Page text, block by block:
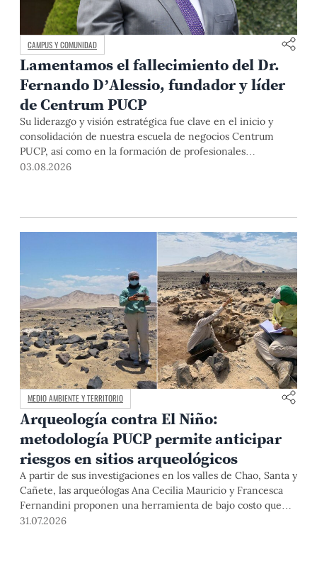
CAMPUS Y COMUNIDAD
Lamentamos el fallecimiento del Dr.
Fernando D’Alessio, fundador y líder
de Centrum PUCP
Su liderazgo y visión estratégica fue clave en el inicio y
consolidación de nuestra escuela de negocios Centrum
PUCP, así como en la formación de profesionales
empresariales comprometidos con el país. Por todo ello,
03.08.2026
MEDIO AMBIENTE Y TERRITORIO
Arqueología contra El Niño:
metodología PUCP permite anticipar
riesgos en sitios arqueológicos
A partir de sus investigaciones en los valles de Chao, Santa y
Cañete, las arqueólogas Ana Cecilia Mauricio y Francesca
Fernandini proponen una herramienta de bajo costo que
combina datos abiertos, mapas, sistemas de información
31.07.2026